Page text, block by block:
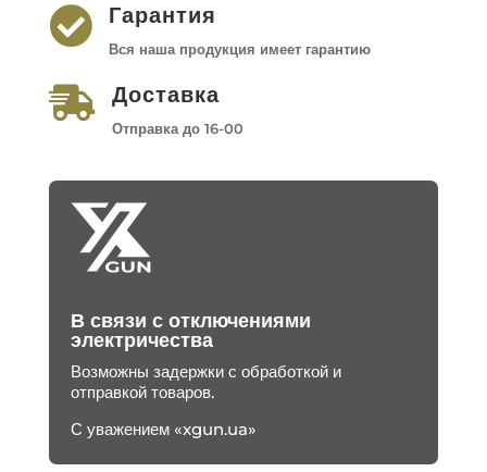
 Гарантия
Вся наша продукция имеет гарантию
 Доставка
Отправка до 16-00
В связи с отключениями
электричества
Возможны задержки с обработкой и
отправкой товаров.
С уважением «xgun.ua»